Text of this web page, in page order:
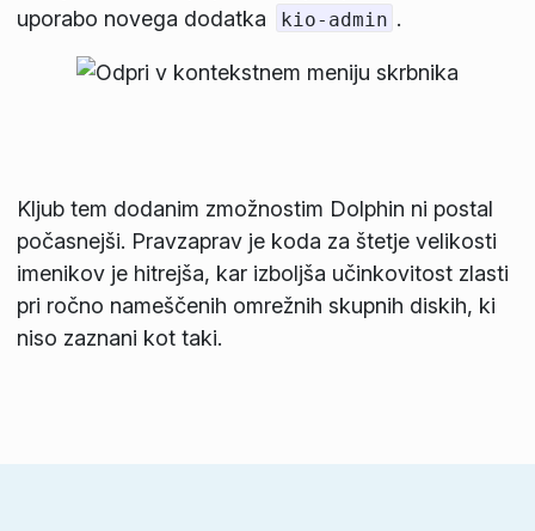
uporabo novega dodatka
kio-admin .
Kljub tem dodanim zmožnostim Dolphin ni postal
počasnejši. Pravzaprav je koda za štetje velikosti
imenikov je hitrejša, kar izboljša učinkovitost zlasti
pri ročno nameščenih omrežnih skupnih diskih, ki
niso zaznani kot taki.